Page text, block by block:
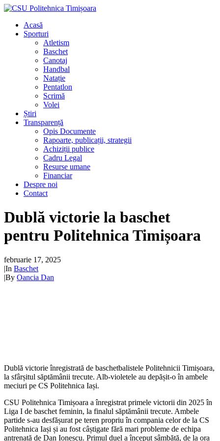
Acasă
Sporturi
Atletism
Baschet
Canotaj
Handbal
Natație
Pentatlon
Scrimă
Volei
Știri
Transparență
Opis Documente
Rapoarte, publicații, strategii
Achiziții publice
Cadru Legal
Resurse umane
Financiar
Despre noi
Contact
Dublă victorie la baschet
pentru Politehnica Timișoara
februarie 17, 2025
|In Baschet
|By Oancia Dan
Dublă victorie înregistrată de baschetbalistele Politehnicii Timișoara,
la sfârșitul săptămânii trecute. Alb-violetele au depășit-o în ambele
meciuri pe CS Politehnica Iași.
CSU Politehnica Timișoara a înregistrat primele victorii din 2025 în
Liga I de baschet feminin, la finalul săptămânii trecute. Ambele
partide s-au desfășurat pe teren propriu în compania celor de la CS
Politehnica Iași și au fost câștigate fără mari probleme de echipa
antrenată de Dan Ionescu. Primul duel a început sâmbătă, de la ora